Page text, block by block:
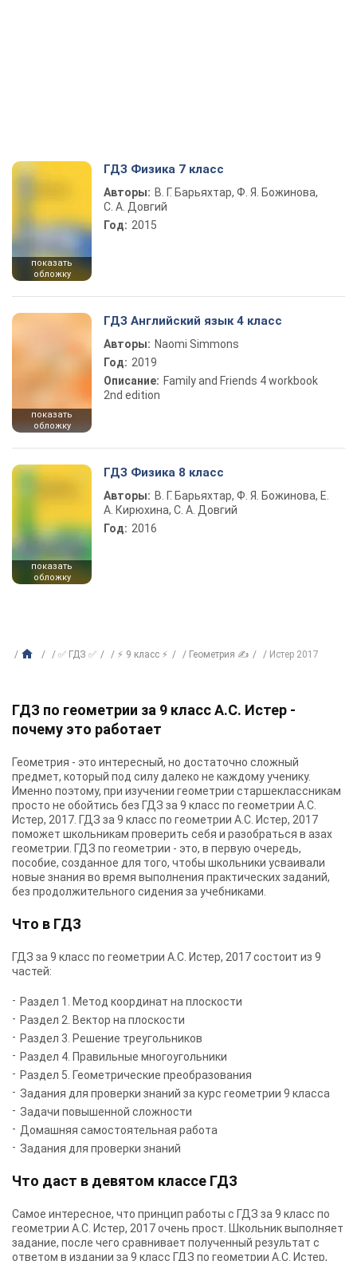
показать
обложку
ГДЗ Физика 7 класс
Авторы: В. Г. Барьяхтар, Ф. Я. Божинова,
С. А. Довгий
Год: 2015
показать
обложку
ГДЗ Английский язык 4 класс
Авторы: Naomi Simmons
Год: 2019
Описание: Family and Friends 4 workbook
2nd edition
показать
обложку
ГДЗ Физика 8 класс
Авторы: В. Г. Барьяхтар, Ф. Я. Божинова, Е.
А. Кирюхина, С. А. Довгий
Год: 2016
✅ ГДЗ ✅ ⚡ 9 класс ⚡ Геометрия ✍ Истер 2017
ГДЗ по геометрии за 9 класс А.С. Истер -
почему это работает
Геометрия - это интересный, но достаточно сложный
предмет, который под силу далеко не каждому ученику.
Именно поэтому, при изучении геометрии старшеклассникам
просто не обойтись без ГДЗ за 9 класс по геометрии А.С.
Истер, 2017. ГДЗ за 9 класс по геометрии А.С. Истер, 2017
поможет школьникам проверить себя и разобраться в азах
геометрии. ГДЗ по геометрии - это, в первую очередь,
пособие, созданное для того, чтобы школьники усваивали
новые знания во время выполнения практических заданий,
без продолжительного сидения за учебниками.
Что в ГДЗ
ГДЗ за 9 класс по геометрии А.С. Истер, 2017 состоит из 9
частей:
Раздел 1. Метод координат на плоскости
Раздел 2. Вектор на плоскости
Раздел 3. Решение треугольников
Раздел 4. Правильные многоугольники
Раздел 5. Геометрические преобразования
Задания для проверки знаний за курс геометрии 9 класса
Задачи повышенной сложности
Домашняя самостоятельная работа
Задания для проверки знаний
Что даст в девятом классе ГДЗ
Самое интересное, что принцип работы с ГДЗ за 9 класс по
геометрии А.С. Истер, 2017 очень прост. Школьник выполняет
задание, после чего сравнивает полученный результат с
ответом в издании за 9 класс ГДЗ по геометрии А.С. Истер,